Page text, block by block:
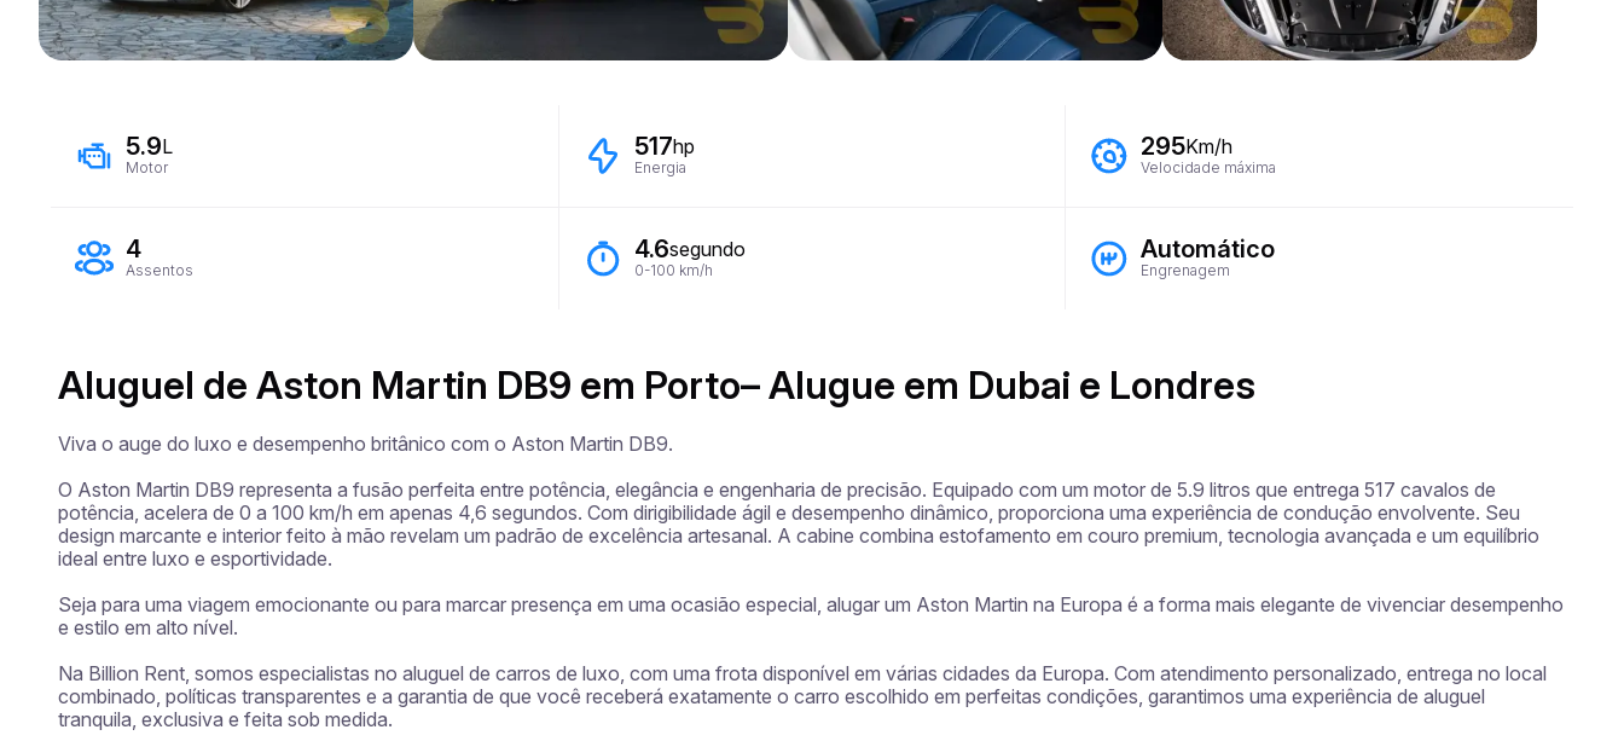
5.9L
Motor
517hp
Energia
295Km/h
Velocidade máxima
4
Assentos
4.6segundo
0-100 km/h
Automático
Engrenagem
Aluguel de Aston Martin DB9 em Porto– Alugue em Dubai e Londres
Viva o auge do luxo e desempenho britânico com o Aston Martin DB9.
O Aston Martin DB9 representa a fusão perfeita entre potência, elegância e engenharia de precisão. Equipado com um motor de 5.9 litros que entrega 517 cavalos de
potência, acelera de 0 a 100 km/h em apenas 4,6 segundos. Com dirigibilidade ágil e desempenho dinâmico, proporciona uma experiência de condução envolvente. Seu
design marcante e interior feito à mão revelam um padrão de excelência artesanal. A cabine combina estofamento em couro premium, tecnologia avançada e um equilíbrio
ideal entre luxo e esportividade.
Seja para uma viagem emocionante ou para marcar presença em uma ocasião especial, alugar um Aston Martin na Europa é a forma mais elegante de vivenciar desempenho
e estilo em alto nível.
Na Billion Rent, somos especialistas no aluguel de carros de luxo, com uma frota disponível em várias cidades da Europa. Com atendimento personalizado, entrega no local
combinado, políticas transparentes e a garantia de que você receberá exatamente o carro escolhido em perfeitas condições, garantimos uma experiência de aluguel
tranquila, exclusiva e feita sob medida.